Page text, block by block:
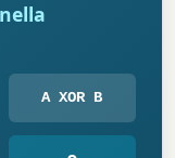
A XOR B